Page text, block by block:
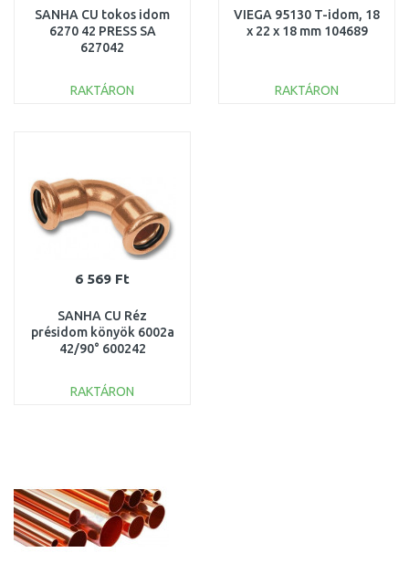
SANHA CU tokos idom
6270 42 PRESS SA
627042
RAKTÁRON
VIEGA 95130 T-idom, 18
x 22 x 18 mm 104689
RAKTÁRON
6 569 Ft
SANHA CU Réz
présidom könyök 6002a
42/90° 600242
RAKTÁRON